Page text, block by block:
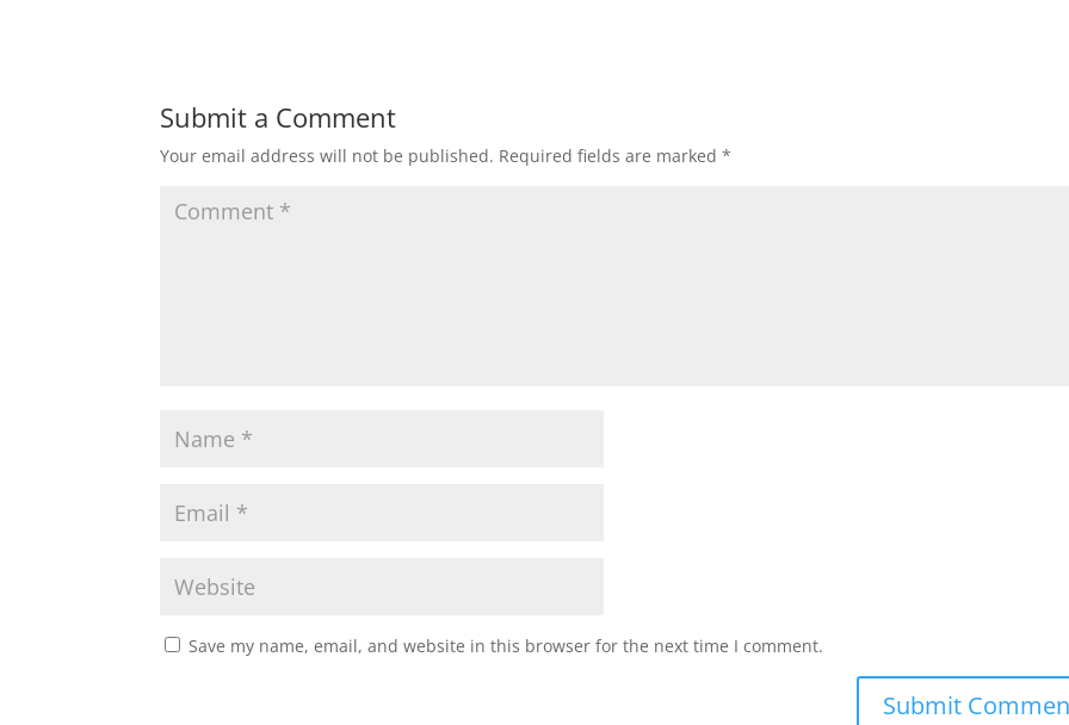
Submit a Comment
Your email address will not be published. Required fields are marked*
Save my name, email, and website in this browser for the next time I comment.